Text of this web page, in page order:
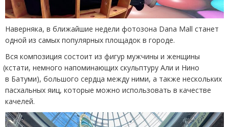
Наверняка, в ближайшие недели фотозона Dana Mall станет
одной из самых популярных площадок в городе.
Вся композиция состоит из фигур мужчины и женщины
(кстати, немного напоминающих скульптуру Али и Нино
в Батуми), большого сердца между ними, а также нескольких
пасхальных яиц, которые можно использовать в качестве
качелей.